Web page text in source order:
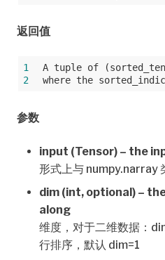
返回值
1
A tuple of
2
where the
参数
input (Tensor) – the
形式上与 numpy.narray
dim (int, optional) –
along
维度，对于二维数据：
行排序，默认 dim=1